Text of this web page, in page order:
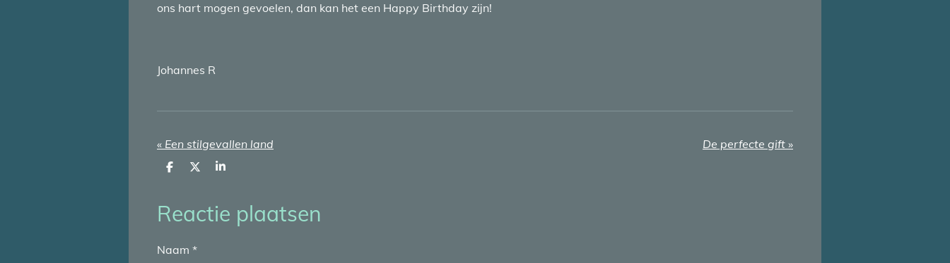
ons hart mogen gevoelen, dan kan het een Happy Birthday zijn!
Johannes R
« Een stilgevallen land De perfecte gift »
D
e
n
D
S
e
Reactie plaatsen
Naam *